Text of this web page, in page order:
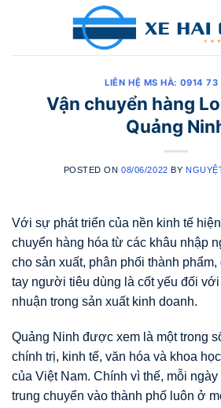
LIÊN HỆ MS HÀ: 0914
Vận chuyển hàng
Quảng
POSTED ON08/06/2022 BY
Với sự phát triển của nền kinh tế
chuyển hàng hóa từ các khâu nhập
cho sản xuất, phân phối thành
tay người tiêu dùng là cốt yếu đối
nhuận trong sản xuất kinh doanh.
Quảng Ninh được xem là một trong
chính trị, kinh tế, văn hóa và khoa
của Việt Nam. Chính vì thế, mỗi
trung chuyển vào thành phố luôn ở